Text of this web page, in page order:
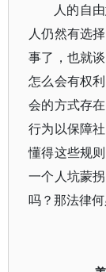
人的自
人仍然有选
事了，也就
怎么会有权
会的方式存
行为以保障
懂得这些规
一个人坑蒙
吗？那法律